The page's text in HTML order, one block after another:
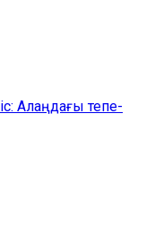
Алаңдағы тепе-